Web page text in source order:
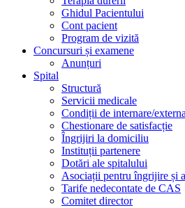
Ghidul Pacientului
Cont pacient
Program de vizită
Concursuri și examene
Anunțuri
Spital
Structură
Servicii medicale
Condiții de internare/
Chestionare de satisfacție
Îngrijiri la domiciliu
Instituții partenere
Dotări ale spitalului
Asociații pentru îngrijire și
Tarife nedecontate de CAS
Comitet director